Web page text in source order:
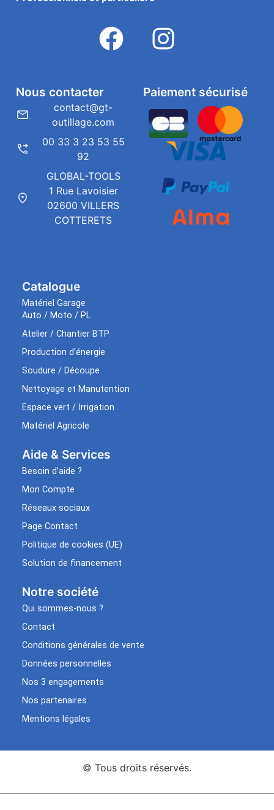
Catalogue
Matériel Garage
Auto / Moto / PL
Atelier / Chantier BTP
Production d’énergie
Soudure / Découpe
Nettoyage et Manutention
Espace vert / Irrigation
Matériel Agricole
Aide & Services​
Besoin d’aide ?
Mon Compte
Réseaux sociaux
Page Contact
Politique de cookies (UE)
Solution de financement
Notre société
Qui sommes-nous ?
Contact
Conditions générales de vente
Données personnelles
Nos 3 engagements
Nos partenaires
Mentions légales
Paiement sécurisé
Nous contacter
contact@gt-
outillage.com
00 33 3 23 53 55
92
GLOBAL-TOOLS
1 Rue Lavoisier
02600 VILLERS
COTTERETS
© Tous droits réservés.